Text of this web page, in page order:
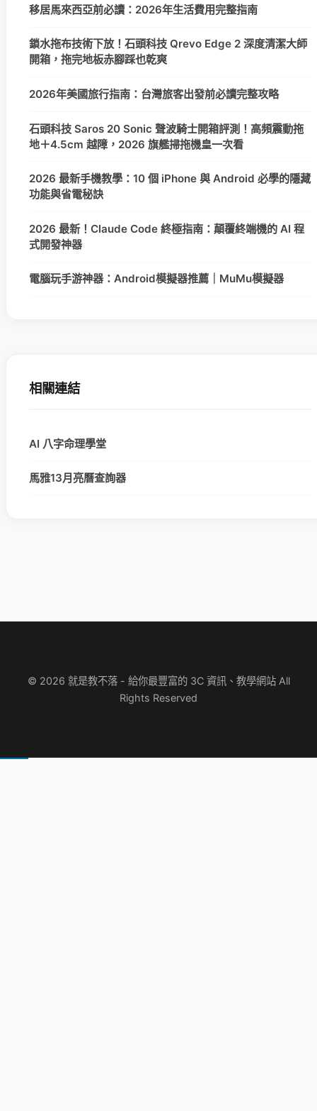
移居馬來西亞前必讀：2026年生活費用完整指南
鎖水拖布技術下放！石頭科技 Qrevo Edge 2 深度清潔大師
開箱，拖完地板赤腳踩也乾爽
2026年美國旅行指南：台灣旅客出發前必讀完整攻略
石頭科技 Saros 20 Sonic 聲波騎士開箱評測！高頻震動拖
地＋4.5cm 越障，2026 旗艦掃拖機皇一次看
2026 最新手機教學：10 個 iPhone 與 Android 必學的隱藏
功能與省電秘訣
2026 最新！Claude Code 終極指南：顛覆終端機的 AI 程
式開發神器
電腦玩手游神器：Android模擬器推薦｜MuMu模擬器
相關連結
AI 八字命理學堂
馬雅13月亮曆查詢器
© 2026 就是教不落 - 給你最豐富的 3C 資訊、教學網站 All
Rights Reserved